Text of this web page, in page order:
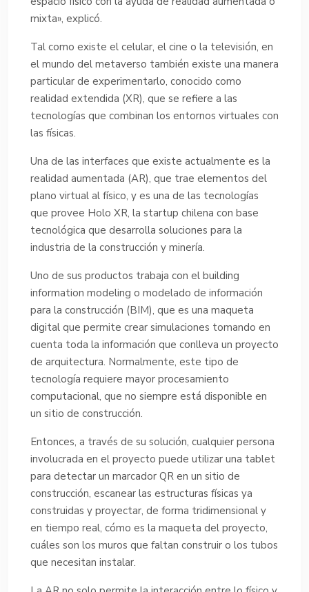
mixta», explicó.
Tal como existe el celular, el cine o la televisión, en
el mundo del metaverso también existe una manera
particular de experimentarlo, conocido como
realidad extendida (XR), que se refiere a las
tecnologías que combinan los entornos virtuales con
las físicas.
Una de las interfaces que existe actualmente es la
realidad aumentada (AR), que trae elementos del
plano virtual al físico, y es una de las tecnologías
que provee Holo XR, la startup chilena con base
tecnológica que desarrolla soluciones para la
industria de la construcción y minería.
Uno de sus productos trabaja con el building
information modeling o modelado de información
para la construcción (BIM), que es una maqueta
digital que permite crear simulaciones tomando en
cuenta toda la información que conlleva un proyecto
de arquitectura. Normalmente, este tipo de
tecnología requiere mayor procesamiento
computacional, que no siempre está disponible en
un sitio de construcción.
Entonces, a través de su solución, cualquier persona
involucrada en el proyecto puede utilizar una tablet
para detectar un marcador QR en un sitio de
construcción, escanear las estructuras físicas ya
construidas y proyectar, de forma tridimensional y
en tiempo real, cómo es la maqueta del proyecto,
cuáles son los muros que faltan construir o los tubos
que necesitan instalar.